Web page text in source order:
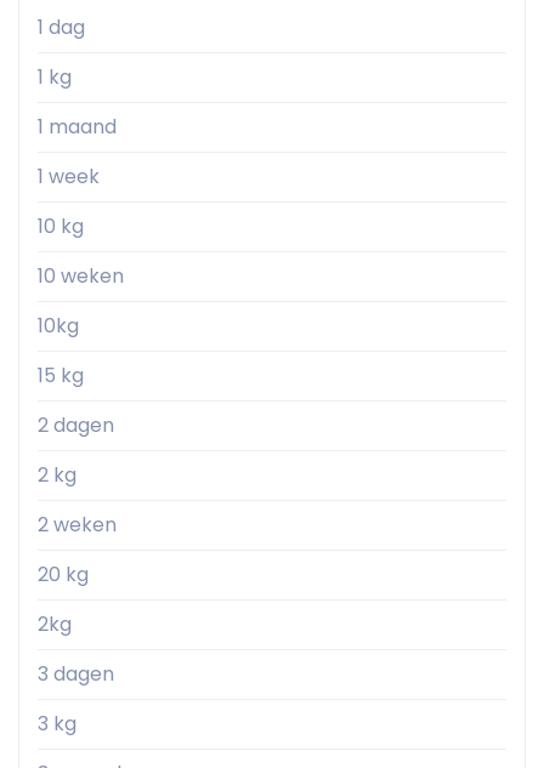
1 dag
1 kg
1 maand
1 week
10 kg
10 weken
10kg
15 kg
2 dagen
2 kg
2 weken
20 kg
2kg
3 dagen
3 kg